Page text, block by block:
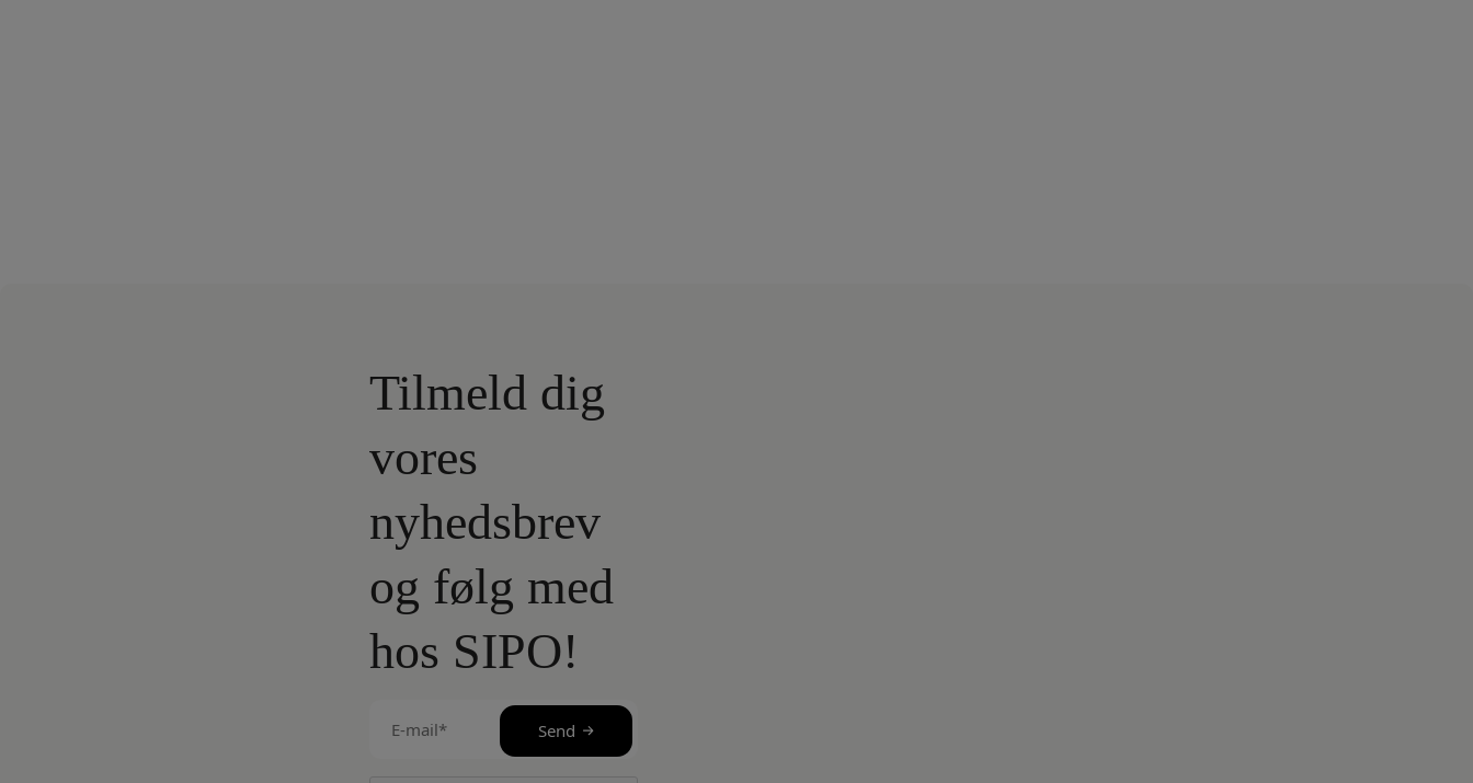
Tilmeld dig
vores
nyhedsbrev
og følg med
hos SIPO!
mail
Send